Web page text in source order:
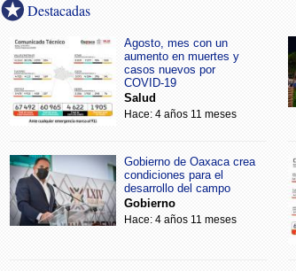
Destacadas
Agosto, mes con un
aumento en muertes y
casos nuevos por
COVID-19
Salud
Hace: 4 años 11 meses
Gobierno de Oaxaca crea
condiciones para el
desarrollo del campo
Gobierno
Hace: 4 años 11 meses